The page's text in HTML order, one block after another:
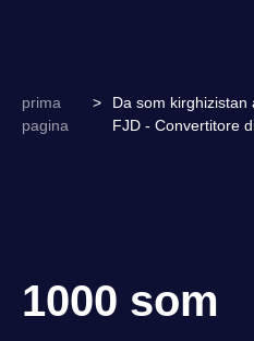
prima
pagina
>
Da som kirghizistan
FJD - Convertitore
1000 som